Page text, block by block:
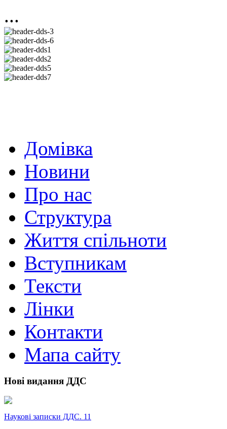
...
Домівка
Новини
Про нас
Структура
Життя спільноти
Вступникам
Тексти
Лінки
Контакти
Мапа сайту
Нові видання ДДС
Наукові записки ДДС. 11